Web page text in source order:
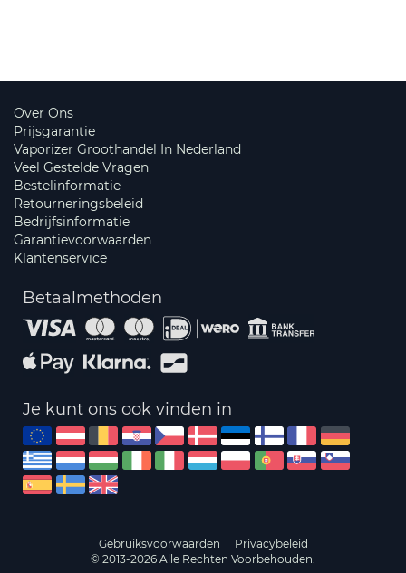
Over Ons
Prijsgarantie
Vaporizer Groothandel In Nederland
Veel Gestelde Vragen
Bestelinformatie
Retourneringsbeleid
Bedrijfsinformatie
Garantievoorwaarden
Klantenservice
Betaalmethoden
Je kunt ons ook vinden in
Gebruiksvoorwaarden
Privacybeleid
© 2013-2026 Alle Rechten Voorbehouden.